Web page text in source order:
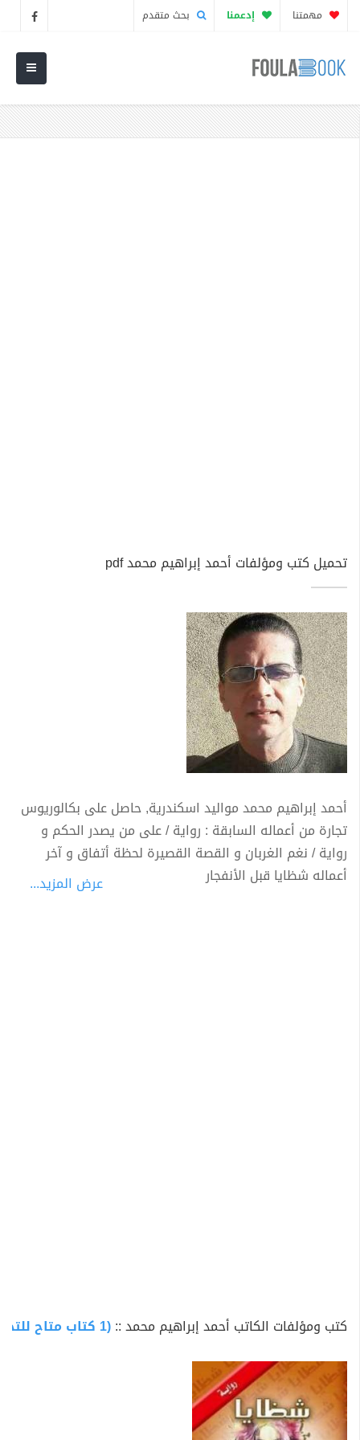
مهمتنا إدعمنا بحث متقدم
تحميل كتب ومؤلفات أحمد إبراهيم محمد pdf
أحمد إبراهيم محمد مواليد اسكندرية, حاصل على بكالوريوس
تجارة من أعماله السابقة : رواية / على من يصدر الحكم و
رواية / نغم الغربان و القصة القصيرة لحظة أتفاق و آخر
أعماله شظايا قبل الأنفجار
عرض المزيد...
كتب ومؤلفات الكاتب أحمد إبراهيم محمد ::(1 كتاب متاح للتحميل)